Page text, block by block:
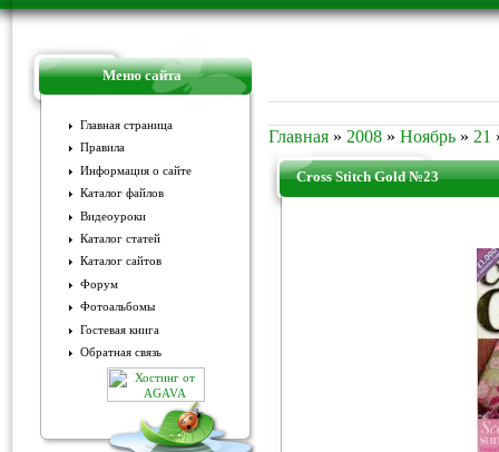
Меню сайта
Главная страница
Правила
Информация о сайте
Каталог файлов
Видеоуроки
Каталог статей
Каталог сайтов
Форум
Фотоальбомы
Гостевая книга
Обратная связь
Главная » 2008 » Ноябрь » 21
Cross Stitch Gold №23